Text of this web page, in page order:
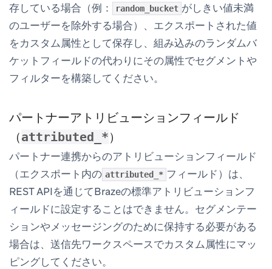
存している場合（例：
random_bucket がしきい値未満
のユーザーを除外する場合）、エクスポートされた値
をカスタム属性として保存し、組み込みのランダムバ
ケットフィールドの代わりにその属性でセグメントや
フィルターを構築してください。
パートナーアトリビューションフィールド
（attributed_*）
パートナー連携からのアトリビューションフィールド
（エクスポート内の attributed_* フィールド）は、
REST APIを通じてBrazeの標準アトリビューションフ
ィールドに設定することはできません。セグメンテー
ションやメッセージングのために保持する必要がある
場合は、送信先ワークスペースでカスタム属性にマッ
ピングしてください。